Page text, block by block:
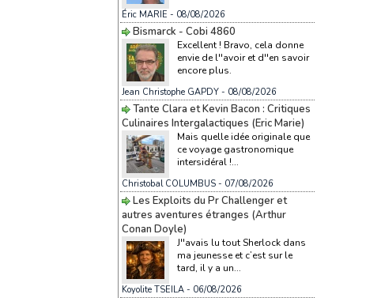
Éric MARIE - 08/08/2026
Bismarck - Cobi 4860
Excellent ! Bravo, cela donne
envie de l''avoir et d''en savoir
encore plus.
Jean Christophe GAPDY- 08/08/2026
Tante Clara et Kevin Bacon : Critiques
Culinaires Intergalactiques (Eric Marie)
Mais quelle idée originale que
ce voyage gastronomique
intersidéral !...
Christobal COLUMBUS- 07/08/2026
Les Exploits du Pr Challenger et
autres aventures étranges (Arthur
Conan Doyle)
J''avais lu tout Sherlock dans
ma jeunesse et c’est sur le
tard, il y a un...
Koyolite TSEILA- 06/08/2026